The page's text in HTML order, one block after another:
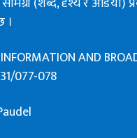
।
AND
077-078